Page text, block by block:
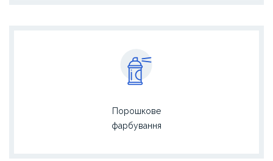
Порошкове
фарбування